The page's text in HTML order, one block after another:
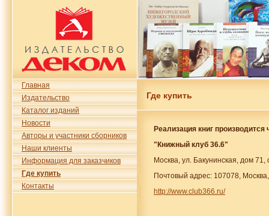
Главная
Издательство
Каталог изданий
Новости
Авторы и участники сборников
Наши клиенты
Информация для заказчиков
Где купить
Контакты
Где купить
Реализация книг
"Книжный клуб 36.6"
Москва, ул. Бакунинская, дом 71,
Почтовый адрес: 107078,
http://www.club366.ru/